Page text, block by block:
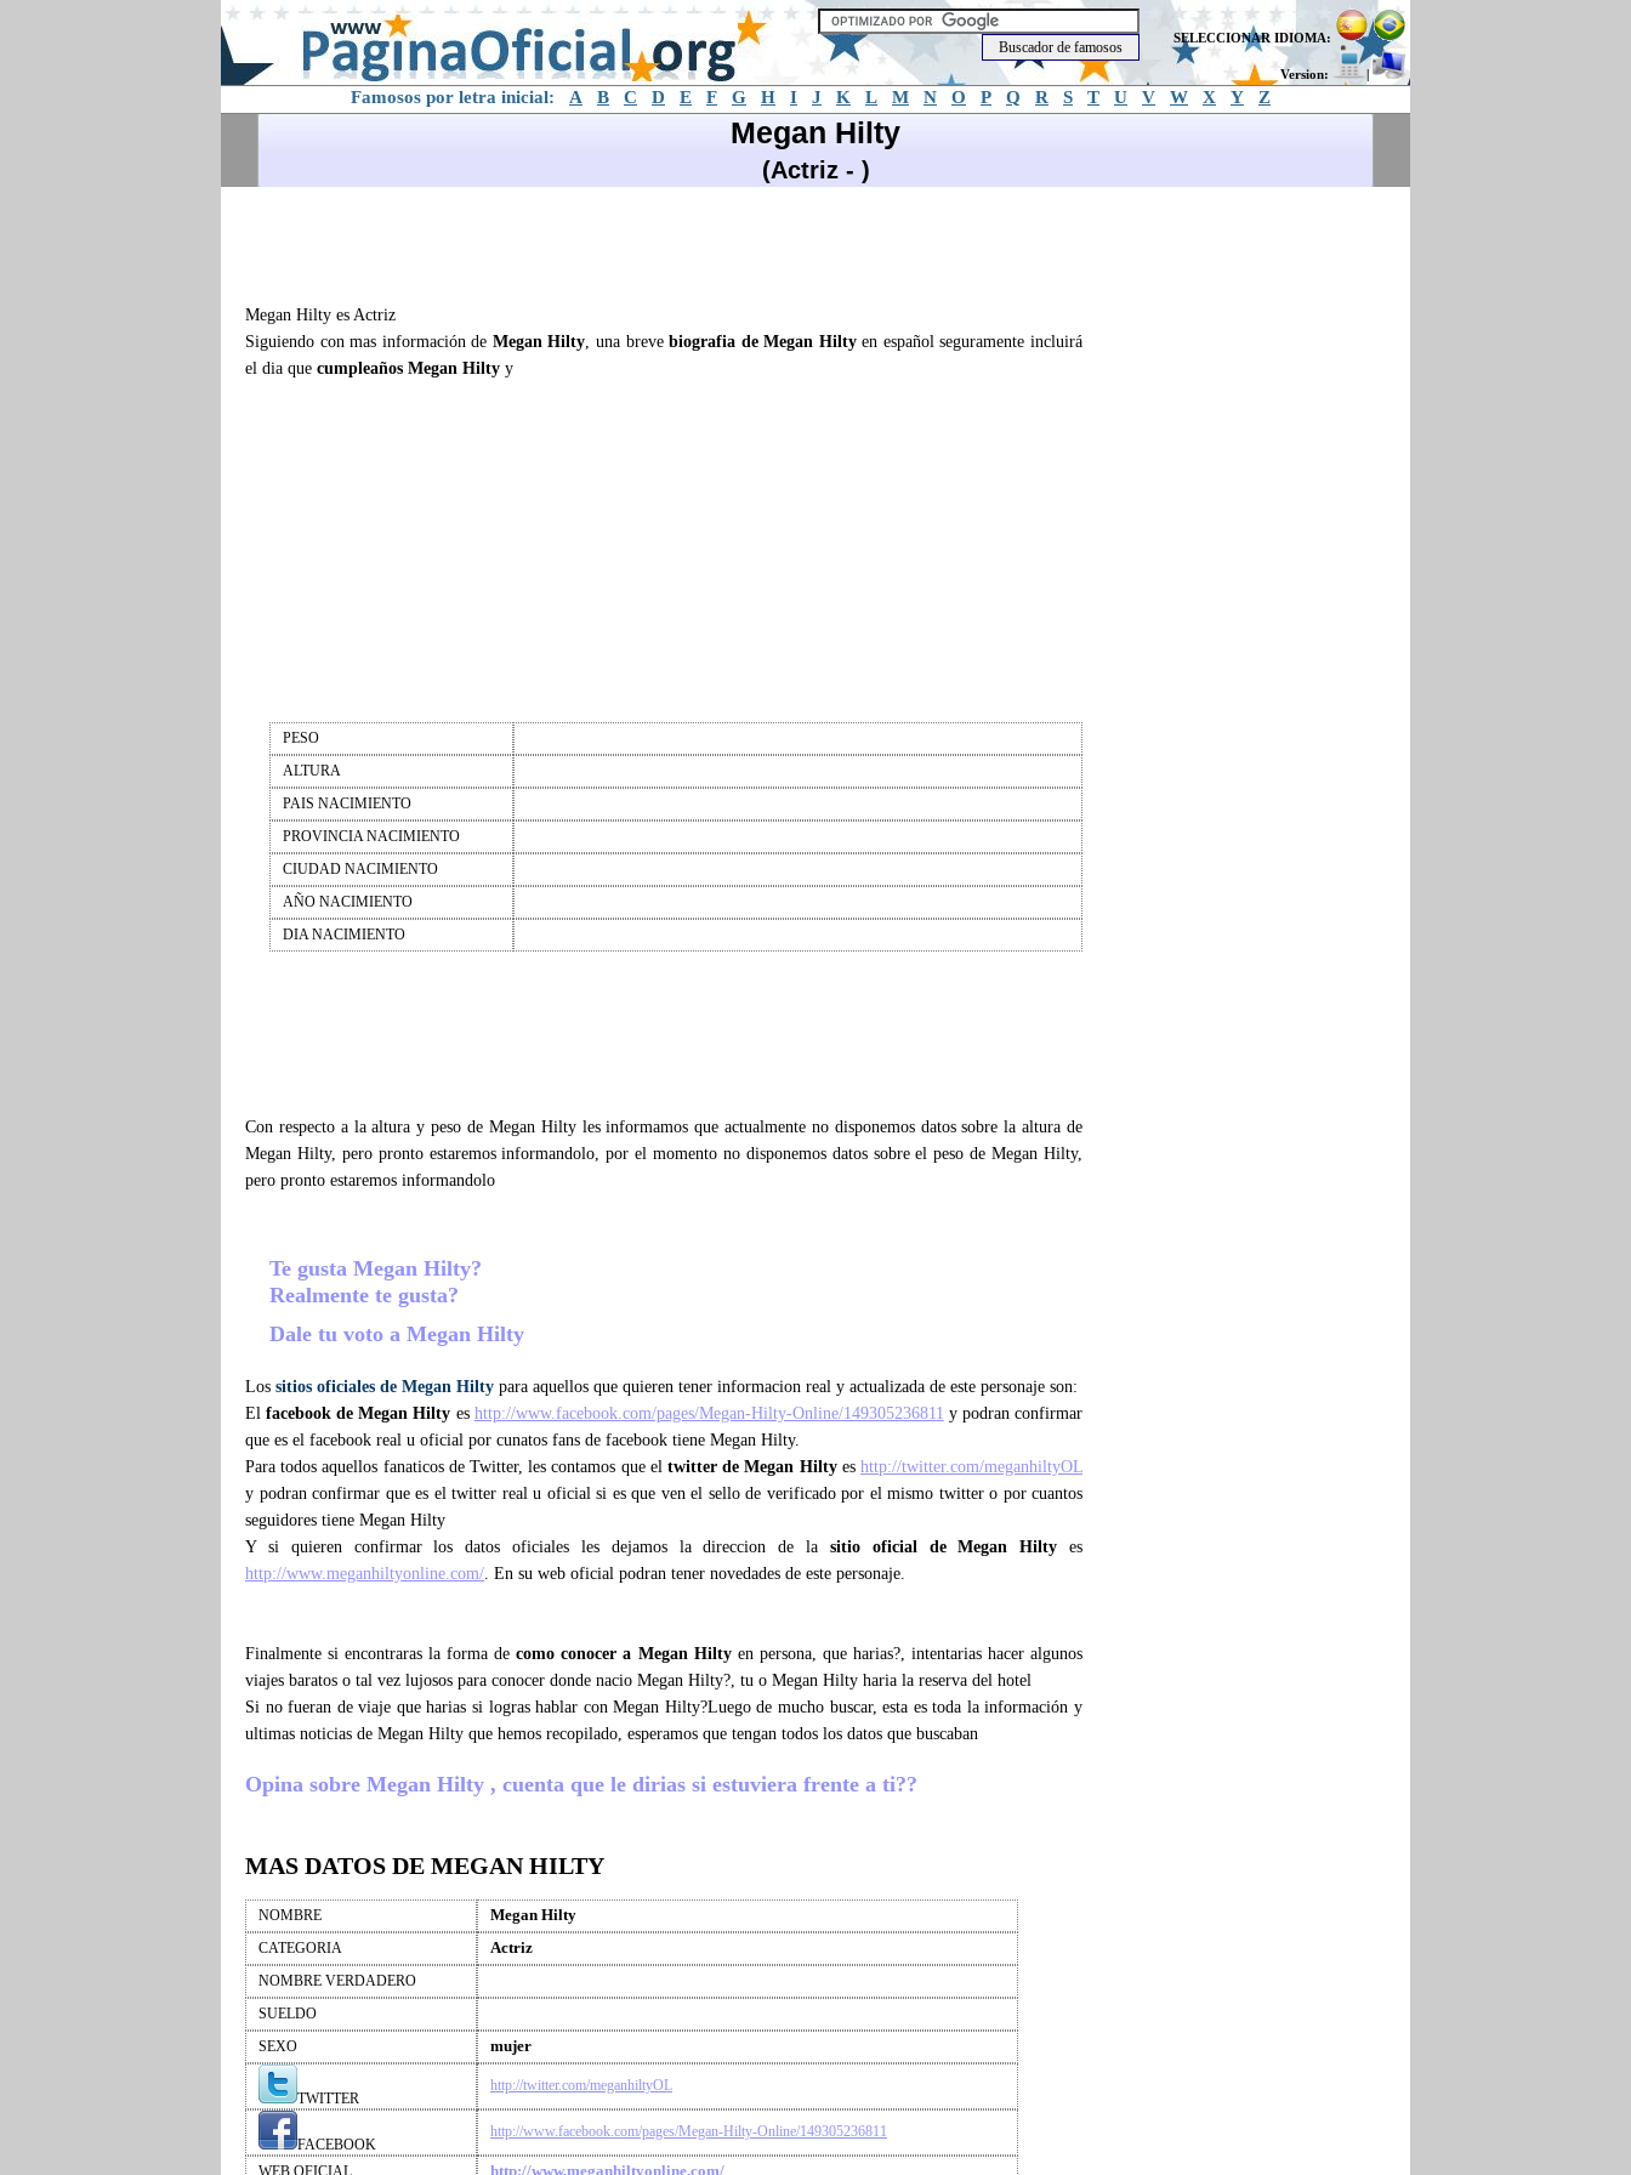
SELECCIONAR IDIOMA:
Version: |
Famosos por letra inicial: A B C D E F G H I J K L M N O P Q R S T U V W X Y Z
Megan Hilty
(Actriz - )
Megan Hilty es Actriz
Siguiendo con mas información de Megan Hilty, una brevebiografia de Megan Hiltyen español seguramente incluirá
el dia que cumpleaños Megan Hilty y
PESO
ALTURA
PAIS NACIMIENTO
PROVINCIA NACIMIENTO
CIUDAD NACIMIENTO
AÑO NACIMIENTO
DIA NACIMIENTO
Con respecto a la altura y peso de Megan Hilty les informamos que actualmente no disponemos datos sobre la altura de
Megan Hilty, pero pronto estaremos informandolo, por el momento no disponemos datos sobre el peso de Megan Hilty,
pero pronto estaremos informandolo
Te gusta Megan Hilty?
Realmente te gusta?
Dale tu voto a Megan Hilty
Los sitios oficiales de Megan Hilty para aquellos que quieren tener informacion real y actualizada de este personaje son:
Elfacebook de Megan Hilty es http://www.facebook.com/pages/Megan-Hilty-Online/149305236811 y podran confirmar
que es el facebook real u oficial por cunatos fans de facebook tiene Megan Hilty.
Para todos aquellos fanaticos de Twitter, les contamos que el twitter de Megan Hiltyeshttp://twitter.com/meganhiltyOL
y podran confirmar que es el twitter real u oficial si es que ven el sello de verificado por el mismo twitter o por cuantos
seguidores tiene Megan Hilty
Y si quieren confirmar los datos oficiales les dejamos la direccion de la sitio oficial de Megan Hilty es
http://www.meganhiltyonline.com/. En su web oficial podran tener novedades de este personaje.
Finalmente si encontraras la forma decomo conocer a Megan Hiltyen persona, que harias?, intentarias hacer algunos
viajes baratos o tal vez lujosos para conocer donde nacio Megan Hilty?, tu o Megan Hilty haria la reserva del hotel
Si no fueran de viaje que harias si logras hablar con Megan Hilty?Luego de mucho buscar, esta es toda la información y
ultimas noticias de Megan Hilty que hemos recopilado, esperamos que tengan todos los datos que buscaban
Opina sobre Megan Hilty , cuenta que le dirias si estuviera frente a ti??
MAS DATOS DE MEGAN HILTY
NOMBRE Megan Hilty
CATEGORIA Actriz
NOMBRE VERDADERO
SUELDO
SEXO
mujer
TWITTER
http://twitter.com/meganhiltyOL
FACEBOOK
http://www.facebook.com/pages/Megan-Hilty-Online/149305236811
WEB OFICIAL http://www.meganhiltyonline.com/